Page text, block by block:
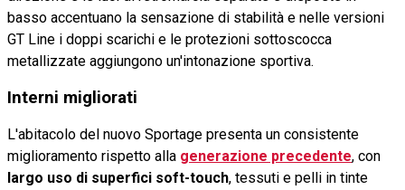
basso accentuano la sensazione di stabilità e nelle versioni
GT Line i doppi scarichi e le protezioni sottoscocca
metallizzate aggiungono un'intonazione sportiva.
Interni migliorati
L'abitacolo del nuovo Sportage presenta un consistente
miglioramento rispetto alla generazione precedente, con
largo uso di superfici soft-touch, tessuti e pelli in tinte